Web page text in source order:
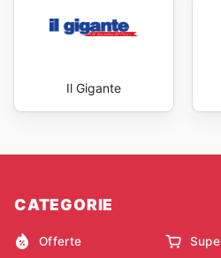
Il Gigante
CATEGORIE
Offerte